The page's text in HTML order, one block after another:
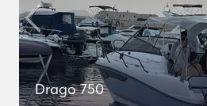
Drago 750